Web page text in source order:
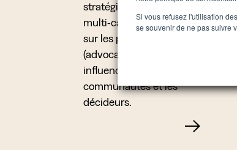
Si vous refusez l'utilisation
se souvenir de ne pas suivre
stratégies d’influence
multi-canaux centrées
sur les personnes
(advocacy, experts,
influenceurs), les
communautés et les
décideurs.
de